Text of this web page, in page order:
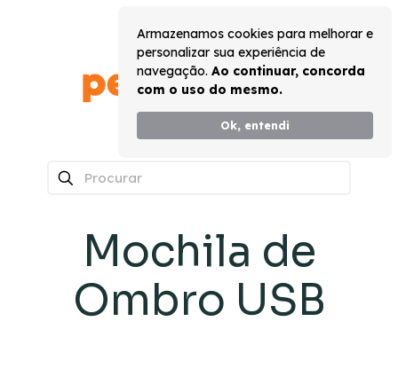
Armazenamos cookies para melhorar e
personalizar sua experiência de
navegação. Ao continuar, concorda
com o uso do mesmo.
Ok, entendi
Mochila de
Ombro USB